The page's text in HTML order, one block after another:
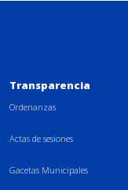
Transparencia
Ordenanzas
Actas de sesiones
Gacetas Municipales